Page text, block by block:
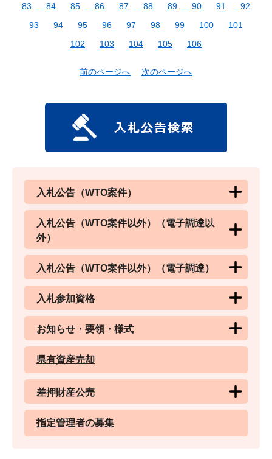
83
84 85 86 87 88 89 90 91
92
93
94 95 96 97 98 99 100
101
102
103 104 105 106
前のページへ 次のページへ
入札公告（WTO案件）
入札公告（WTO案件以外）（電子調達以
外）
入札公告（WTO案件以外）（電子調達）
入札参加資格
お知らせ・要領・様式
県有資産売却
差押財産公売
指定管理者の募集